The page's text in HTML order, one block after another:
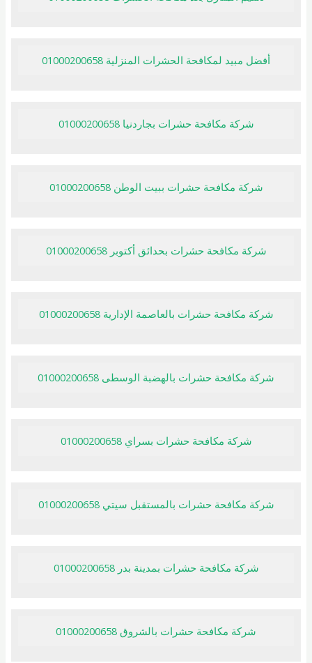
أفضل مبيد لمكافحة الحشرات المنزلية 01000200658
شركة مكافحة حشرات بجاردنيا 01000200658
شركة مكافحة حشرات ببيت الوطن 01000200658
شركة مكافحة حشرات بحدائق أكتوبر 01000200658
شركة مكافحة حشرات بالعاصمة الإدارية 01000200658
شركة مكافحة حشرات بالهضبة الوسطى 01000200658
شركة مكافحة حشرات بسراي 01000200658
شركة مكافحة حشرات بالمستقبل سيتي 01000200658
شركة مكافحة حشرات بمدينة بدر 01000200658
شركة مكافحة حشرات بالشروق 01000200658